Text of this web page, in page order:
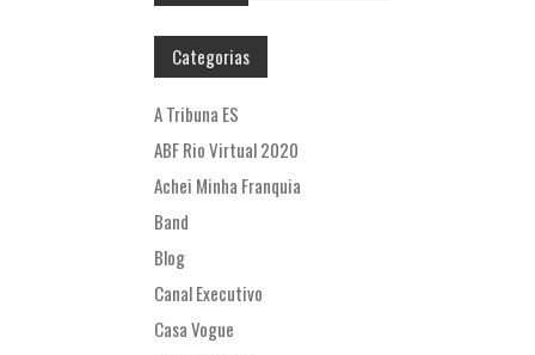
Categorias
A Tribuna ES
ABF Rio Virtual 2020
Achei Minha Franquia
Band
Blog
Canal Executivo
Casa Vogue